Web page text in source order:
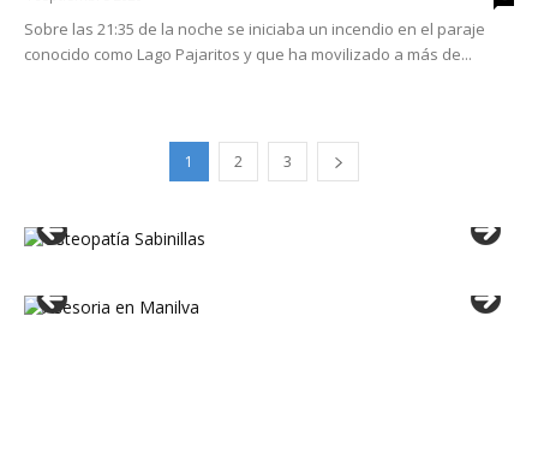
Sobre las 21:35 de la noche se iniciaba un incendio en el paraje
conocido como Lago Pajaritos y que ha movilizado a más de...
1 2 3